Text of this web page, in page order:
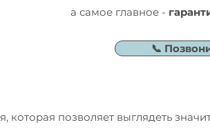
а самое главное -
📞
которая позволяет выглядеть